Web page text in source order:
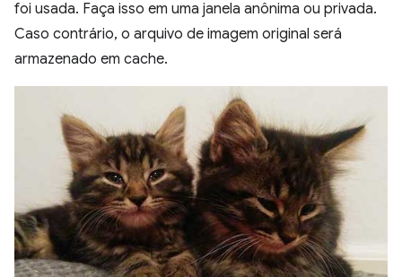
foi usada. Faça isso em uma janela anônima ou privada.
Caso contrário, o arquivo de imagem original será
armazenado em cache.